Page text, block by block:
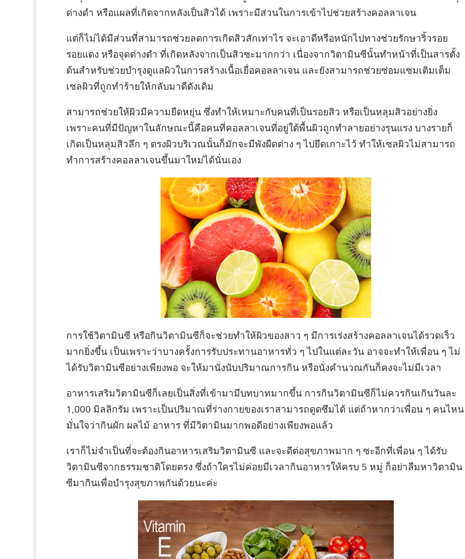
ด่างดำ หรือแผลที่เกิดจากหลังเป็นสิวได้ เพราะมีส่วนในการเข้าไปช่วยสร้างคอลลาเจน
แต่ก็ไม่ได้มีส่วนที่สามารถช่วยลดการเกิดสิวสักเท่าไร จะเอาดีหรือหนักไปทางช่วยรักษาริ้วรอย
รอยแดง หรือจุดด่างดำ ที่เกิดหลังจากเป็นสิวซะมากกว่า เนื่องจากวิตามินซีนั้นทำหน้าที่เป็นสารตั้ง
ต้นสำหรับช่วยบำรุงดูแลผิวในการสร้างเนื้อเยื่อคอลลาเจน และยังสามารถช่วยซ่อมแซมเติมเต็ม
เซลผิวที่ถูกทำร้ายให้กลับมาดีดังเดิม
สามารถช่วยให้ผิวมีความยืดหยุ่น ซึ่งทำให้เหมาะกับคนที่เป็นรอยสิว หรือเป็นหลุมสิวอย่างยิ่ง
เพราะคนที่มีปัญหาในลักษณะนี้คือคนที่คอลลาเจนที่อยู่ใต้พื้นผิวถูกทำลายอย่างรุนแรง บางรายก็
เกิดเป็นหลุมสิวลึก ๆ ตรงผิวบริเวณนั้นก็มักจะมีพังผืดต่าง ๆ ไปยึดเกาะไว้ ทำให้เซลผิวไม่สามารถ
ทำการสร้างคอลลาเจนขึ้นมาใหม่ได้นั่นเอง
การใช้วิตามินซี หรือกินวิตามินซีก็จะช่วยทำให้ผิวของสาว ๆ มีการเร่งสร้างคอลลาเจนได้รวดเร็ว
มากยิ่งขึ้น เป็นเพราะว่าบางครั้งการรับประทานอาหารทั่ว ๆ ไปในแต่ละวัน อาจจะทำให้เพื่อน ๆ ไม่
ได้รับวิตามินซีอย่างเพียงพอ จะให้มานั่งนับปริมาณการกิน หรือนั่งคำนวณกันก็คงจะไม่มีเวลา
อาหารเสริมวิตามินซีก็เลยเป็นสิ่งที่เข้ามามีบทบาทมากขึ้น การกินวิตามินซีก็ไม่ควรกินเกินวันละ
1,000 มิลลิกรัม เพราะเป็นปริมาณที่ร่างกายของเราสามารถดูดซึมได้ แต่ถ้าหากว่าเพื่อน ๆ คนไหน
มั่นใจว่ากินผัก ผลไม้ อาหาร ที่มีวิตามินมากพอดีอย่างเพียงพอแล้ว
เราก็ไม่จำเป็นที่จะต้องกินอาหารเสริมวิตามินซี และจะดีต่อสุขภาพมาก ๆ ซะอีกที่เพื่อน ๆ ได้รับ
วิตามินซีจากธรรมชาติโดยตรง ซึ่งถ้าใครไม่ค่อยมีเวลากินอาหารให้ครบ 5 หมู่ ก็อย่าลืมหาวิตามิน
ซีมากินเพื่อบำรุงสุขภาพกันด้วยนะค่ะ